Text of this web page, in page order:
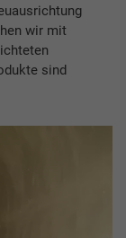
wir mit
sind